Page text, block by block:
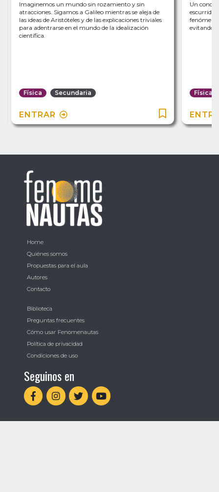
Imaginemos un mundo sin rozamiento y sin
atracciones. Sigamos a Galileo mientras se aleja de
las ideas de Aristóteles y de las explicaciones triviales
para adentrarse en el mundo de la idealización
científica.
Física Secundaria
ENTRAR
Un
evitando
Física
Home
Quiénes somos
Propuestas para el aula
Autores
Contacto
Biblioteca
Preguntas frecuentes
Cómo usar Fenomenautas
Política de privacidad
Condiciones de uso
Seguinos en